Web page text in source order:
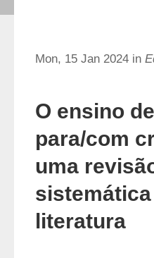
Mon, 15 Jan 2024 in
O ensino
para/com
uma
literatura